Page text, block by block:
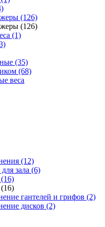
(126)
(126)
(1)
(35)
(68)
веса
(12)
зала (6)
гантелей и грифов (2)
дисков (2)